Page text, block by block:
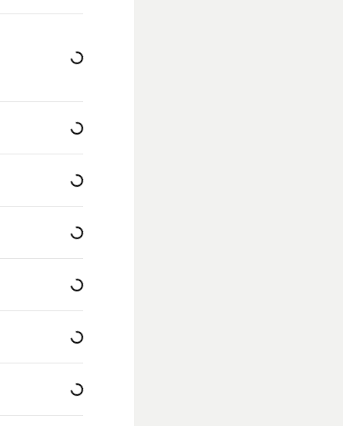
Loading...
Loading...
Loading...
Loading...
Loading...
Loading...
Loading...